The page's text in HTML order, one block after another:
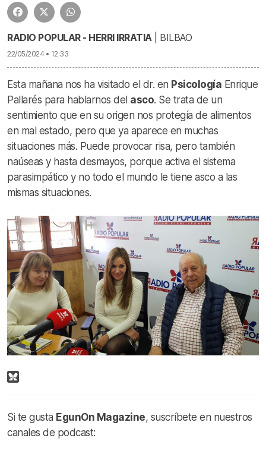
RADIO POPULAR - HERRI IRRATIA| BILBAO
22/05/2024 • 12:33
Esta mañana nos ha visitado el dr. en Psicología Enrique
Pallarés para hablarnos del asco. Se trata de un
sentimiento que en su origen nos protegía de alimentos
en mal estado, pero que ya aparece en muchas
situaciones más. Puede provocar risa, pero también
naúseas y hasta desmayos, porque activa el sistema
parasimpático y no todo el mundo le tiene asco a las
mismas situaciones.
Si te gusta EgunOn Magazine, suscríbete en nuestros
canales de podcast: